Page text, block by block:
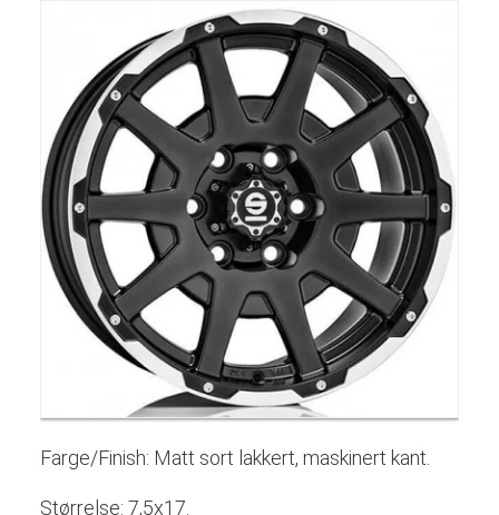
Farge/Finish: Matt sort lakkert, maskinert kant.
Størrelse: 7,5x17.